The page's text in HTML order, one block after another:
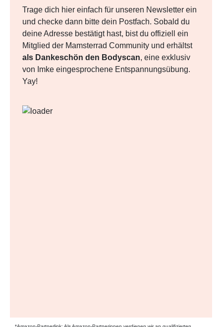
Trage dich hier einfach für unseren Newsletter ein
und checke dann bitte dein Postfach. Sobald du
deine Adresse bestätigt hast, bist du offiziell ein
Mitglied der Mamsterrad Community und erhältst
als Dankeschön den Bodyscan, eine exklusiv
von Imke eingesprochene Entspannungsübung.
Yay!